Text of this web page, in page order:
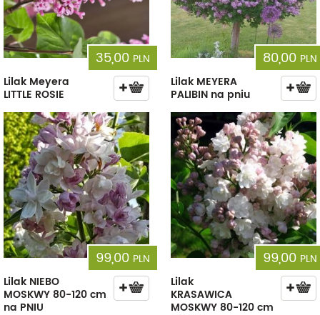
35,00 PLN
Lilak Meyera
LITTLE ROSIE
80,00 PLN
Lilak MEYERA
PALIBIN na pniu
99,00 PLN
Lilak NIEBO
MOSKWY 80-120 cm
na PNIU
99,00 PLN
Lilak
KRASAWICA
MOSKWY 80-120 cm